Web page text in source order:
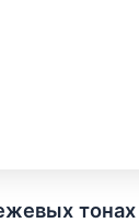
тонах